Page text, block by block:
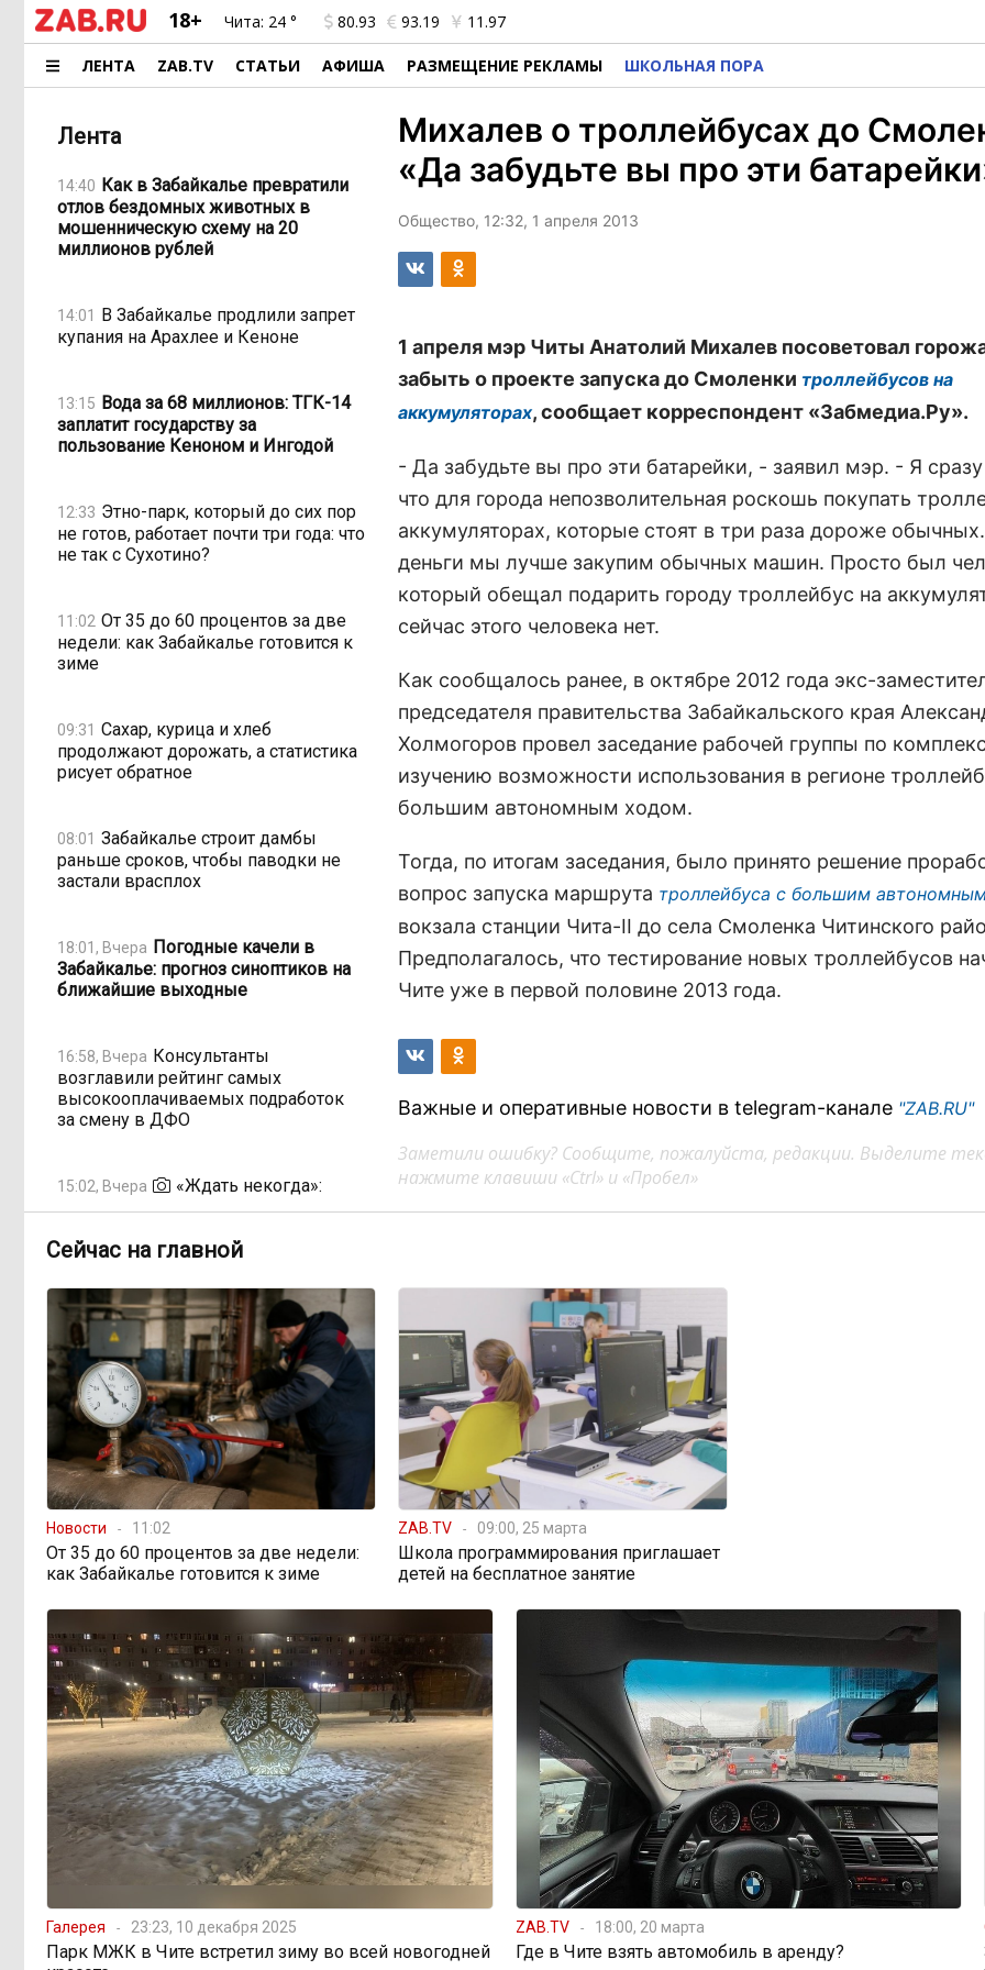
18+ Чита: 24 ° 80.93 93.19 11.97
ЛЕНТА ZAB.TV СТАТЬИ АФИША РАЗМЕЩЕНИЕ РЕКЛАМЫ ШКОЛЬНАЯ ПОРА
Лента
14:40 Как в Забайкалье превратили
отлов бездомных животных в
мошенническую схему на 20
миллионов рублей
14:01 В Забайкалье продлили запрет
купания на Арахлее и Кеноне
13:15 Вода за 68 миллионов: ТГК-14
заплатит государству за
пользование Кеноном и Ингодой
12:33 Этно-парк, который до сих пор
не готов, работает почти три года: что
не так с Сухотино?
11:02 От 35 до 60 процентов за две
недели: как Забайкалье готовится к
зиме
09:31 Сахар, курица и хлеб
продолжают дорожать, а статистика
рисует обратное
08:01 Забайкалье строит дамбы
раньше сроков, чтобы паводки не
застали врасплох
18:01, Вчера Погодные качели в
Забайкалье: прогноз синоптиков на
ближайшие выходные
16:58, Вчера Консультанты
возглавили рейтинг самых
высокооплачиваемых подработок
за смену в ДФО
15:02, Вчера
«Ждать некогда»:
жители подтопленного Угдана
разводят руками
13:44, Вчера Правительство РФ
легализует топливо стандарта
«Евро-2»
12:33, Вчера Власти: Забайкалье
переживает туристический бум
11:05, Вчера «В большинстве
регионов индексация прошла с 1
января»: почему Забайкалье
задержало повышение зарплат
10:16, Вчера
В Каларском округе
подрядчик и чиновник попали под
уголовные дела
08:38, Вчера 598 миллионов улетели в
Омск: как Забайкалье провалило
«Чистый воздух»
Депутат Госдумы
женщин библейским сюжетом
Михалев о троллейбусах до
«Да забудьте вы про эти
Общество, 12:32, 1 апреля 2013
1 апреля мэр Читы Анатолий Михалев посоветовал
забыть о проекте запуска до Смоленки троллейбусов на
аккумуляторах, сообщает корреспондент «Забмедиа.Ру».
- Да забудьте вы про эти батарейки, - заявил мэр. - Я
что для города непозволительная роскошь покупать
аккумуляторах, которые стоят в три раза дороже
деньги мы лучше закупим обычных машин. Просто был
который обещал подарить городу троллейбус на
сейчас этого человека нет.
Как сообщалось ранее, в октябре 2012 года экс-
председателя правительства Забайкальского края
Холмогоров провел заседание рабочей группы по
изучению возможности использования в регионе
большим автономным ходом.
Тогда, по итогам заседания, было принято решение
вопрос запуска маршрута троллейбуса с большим
вокзала станции Чита-II до села Смоленка Читинского
Предполагалось, что тестирование новых троллейбусов
Чите уже в первой половине 2013 года.
Важные и оперативные новости в telegram-канале "ZAB.RU"
Заметили ошибку? Сообщите, пожалуйста, редакции. Выделите
нажмите клавиши «Ctrl» и «Пробел»
Сейчас на главной
Новости 11:02
От 35 до 60 процентов за две недели:
как Забайкалье готовится к зиме
ZAB.TV 09:00, 25 марта
Школа программирования приглашает
детей на бесплатное занятие
Галерея 23:23, 10 декабря 2025
Парк МЖК в Чите встретил зиму во всей новогодней
ZAB.TV 18:00, 20 марта
Где в Чите взять автомобиль в аренду?